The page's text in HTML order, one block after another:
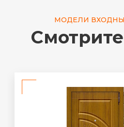
МОДЕЛИ